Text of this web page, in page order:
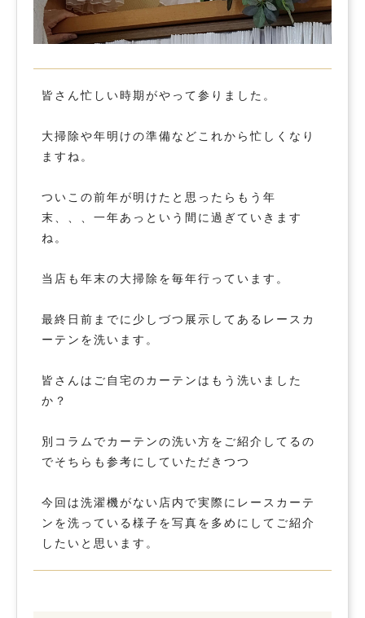
皆さん忙しい時期がやって参りました。
大掃除や年明けの準備などこれから忙しくなり
ますね。
ついこの前年が明けたと思ったらもう年
末、、、一年あっという間に過ぎていきます
ね。
当店も年末の大掃除を毎年行っています。
最終日前までに少しづつ展示してあるレースカ
ーテンを洗います。
皆さんはご自宅のカーテンはもう洗いました
か？
別コラムでカーテンの洗い方をご紹介してるの
でそちらも参考にしていただきつつ
今回は洗濯機がない店内で実際にレースカーテ
ンを洗っている様子を写真を多めにしてご紹介
したいと思います。